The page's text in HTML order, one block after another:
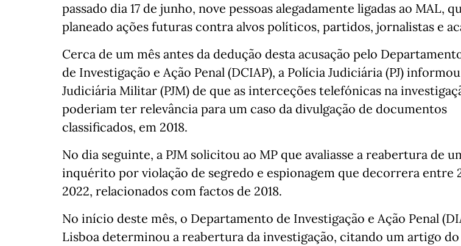
passado dia 17 de junho, nove pessoas alegadamente ligadas ao MAL,
planeado ações futuras contra alvos políticos, partidos, jornalistas e
Cerca de um mês antes da dedução desta acusação pelo
de Investigação e Ação Penal (DCIAP), a Polícia Judiciária (PJ)
Judiciária Militar (PJM) de que as interceções telefónicas na
poderiam ter relevância para um caso da divulgação de documentos
classificados, em 2018.
No dia seguinte, a PJM solicitou ao MP que avaliasse a reabertura de
inquérito por violação de segredo e espionagem que decorrera entre
2022, relacionados com factos de 2018.
No início deste mês, o Departamento de Investigação e Ação Penal
Lisboa determinou a reabertura da investigação, citando um artigo